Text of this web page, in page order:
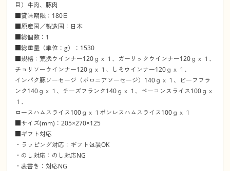
目）牛肉、豚肉
■賞味期限：180日
■原産国／製造国：日本
■総個数：1
■総重量（単位：g）：1530
■規格：荒挽ウインナー120ｇｘ１、ガーリックウインナー120ｇｘ１、
チョリソーウインナー120ｇｘ１、しそウインナー120ｇｘ１、
インパク豚ソーセージ（ボロニアソーセージ）140ｇｘ１、ビーフフラ
ンク140ｇｘ１、チーズフランク140ｇｘ１、ベーコンスライス100ｇｘ
１、
ロースハムスライス100ｇｘ１ボンレスハムスライス100ｇｘ１
■サイズ(mm)：205×270×125
■ギフト対応
・ラッピング対応：ギフト包装OK
・のし対応：のし対応NG
・表書き：対応NG